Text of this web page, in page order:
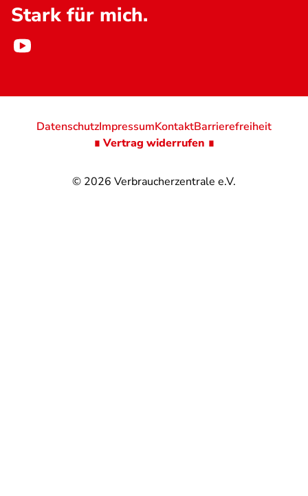
Stark für mich.
© 2026 Verbraucherzentrale e.V.
DatenschutzImpressumKontaktBarrierefreiheit
∎ Vertrag widerrufen ∎